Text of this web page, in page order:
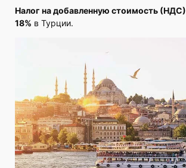
Налог на добавленную стоимость (НДС)
18% в Турции.